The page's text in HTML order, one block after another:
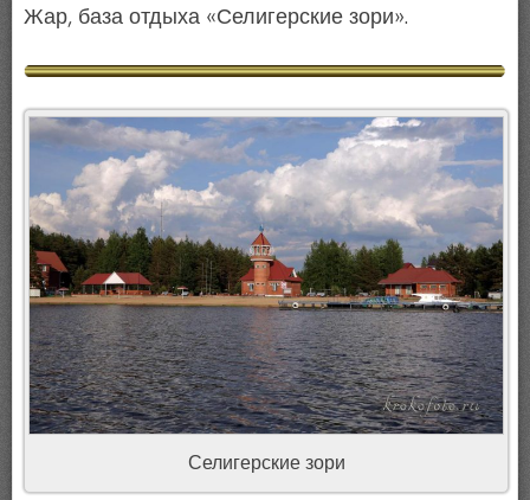
Жар, база отдыха «Селигерские зори».
Селигерские зори